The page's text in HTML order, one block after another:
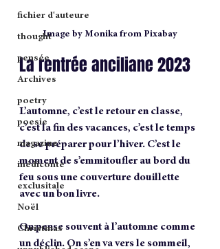
fichier d'auteure
thought
pensée
Archives
poetry
poesie
magazine
inédiconte
exclusitale
Noël
Christmas
Image by Monika from Pixabay
La rentrée anciliane 2023
L’automne, c’est le retour en classe,
c’est la fin des vacances, c’est le temps
de se préparer pour l’hiver. C’est le
moment de s’emmitoufler au bord du
feu sous une couverture douillette
avec un bon livre.
On pense souvent à l’automne comme
un déclin. On s’en va vers le sommeil,